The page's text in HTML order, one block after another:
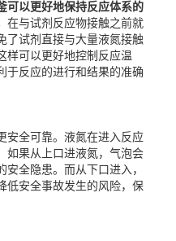
可以更好地保持反应体系的
在与试剂反应物接触之前就
了试剂直接与大量液氮接触
样可以更好地控制反应温
于反应的进行和结果的准确
全可靠。液氮在进入反应
如果从上口进液氮，气泡会
全隐患。而从下口进入，
低安全事故发生的风险，保